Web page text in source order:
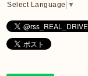
Select Language ▼